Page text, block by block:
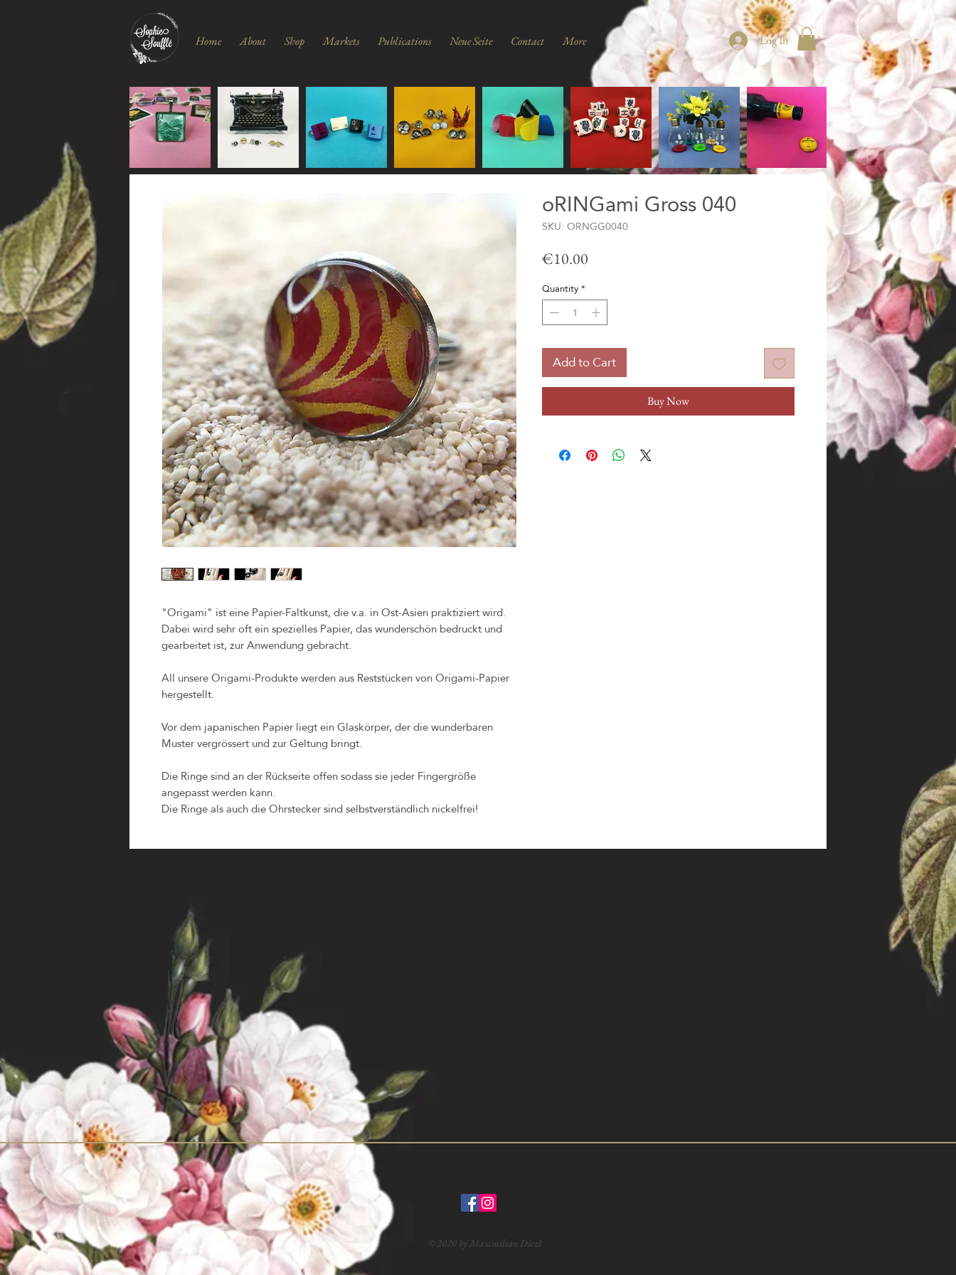
Home About Shop Markets Publications Neue Seite Contact More Log In
"Origami" ist eine Papier-Faltkunst, die v.a. in Ost-Asien praktiziert wird.
Dabei wird sehr oft ein spezielles Papier, das wunderschön bedruckt und
gearbeitet ist, zur Anwendung gebracht.
All unsere Origami-Produkte werden aus Reststücken von Origami-Papier
hergestellt.
Vor dem japanischen Papier liegt ein Glaskörper, der die wunderbaren
Muster vergrössert und zur Geltung bringt.
Die Ringe sind an der Rückseite offen sodass sie jeder Fingergröße
angepasst werden kann.
Die Ringe als auch die Ohrstecker sind selbstverständlich nickelfrei!
oRINGami Gross 040
SKU: ORNGG0040
€10.00
Quantity*
Add to Cart
Buy Now
© 2020 by Maximilian Diezl